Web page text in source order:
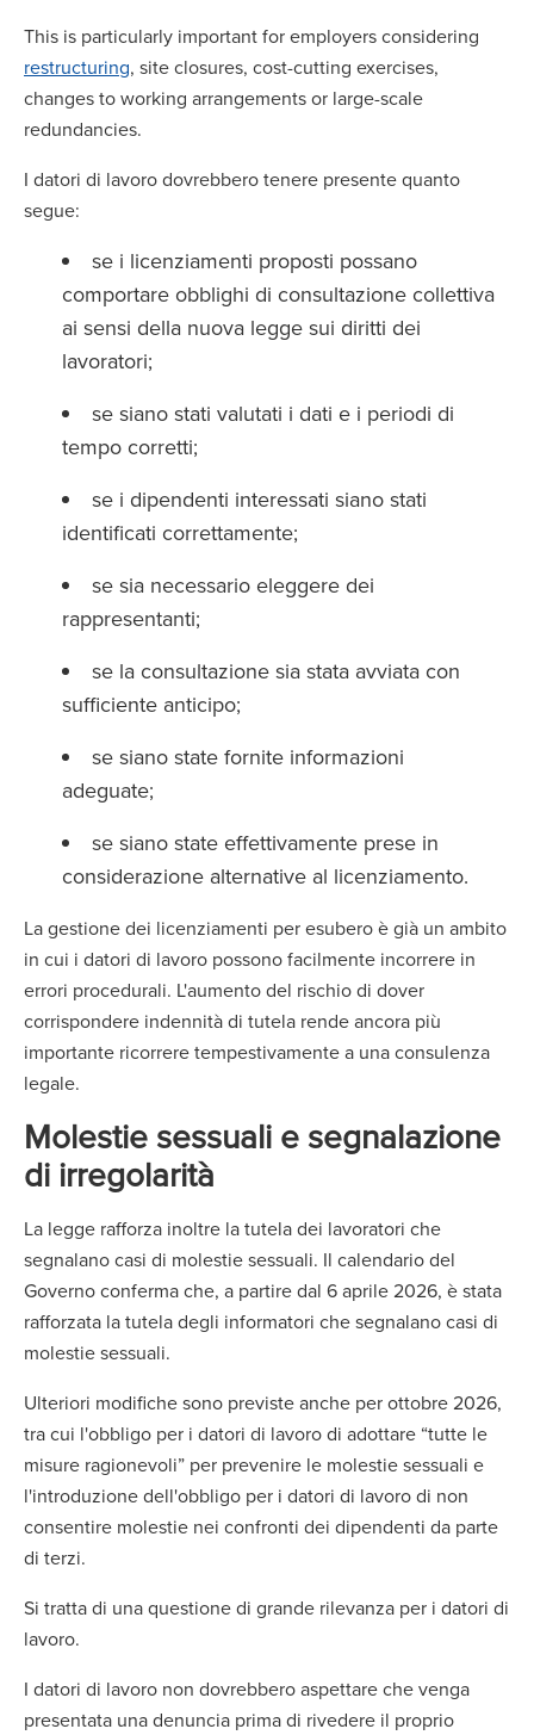
This is particularly important for employers considering
restructuring, site closures, cost-cutting exercises,
changes to working arrangements or large-scale
redundancies.
I datori di lavoro dovrebbero tenere presente quanto
segue:
se i licenziamenti proposti possano
comportare obblighi di consultazione collettiva
ai sensi della nuova legge sui diritti dei
lavoratori;
se siano stati valutati i dati e i periodi di
tempo corretti;
se i dipendenti interessati siano stati
identificati correttamente;
se sia necessario eleggere dei
rappresentanti;
se la consultazione sia stata avviata con
sufficiente anticipo;
se siano state fornite informazioni
adeguate;
se siano state effettivamente prese in
considerazione alternative al licenziamento.
La gestione dei licenziamenti per esubero è già un ambito
in cui i datori di lavoro possono facilmente incorrere in
errori procedurali. L'aumento del rischio di dover
corrispondere indennità di tutela rende ancora più
importante ricorrere tempestivamente a una consulenza
legale.
Molestie sessuali e segnalazione
di irregolarità
La legge rafforza inoltre la tutela dei lavoratori che
segnalano casi di molestie sessuali. Il calendario del
Governo conferma che, a partire dal 6 aprile 2026, è stata
rafforzata la tutela degli informatori che segnalano casi di
molestie sessuali.
Ulteriori modifiche sono previste anche per ottobre 2026,
tra cui l'obbligo per i datori di lavoro di adottare “tutte le
misure ragionevoli” per prevenire le molestie sessuali e
l'introduzione dell'obbligo per i datori di lavoro di non
consentire molestie nei confronti dei dipendenti da parte
di terzi.
Si tratta di una questione di grande rilevanza per i datori di
lavoro.
I datori di lavoro non dovrebbero aspettare che venga
presentata una denuncia prima di rivedere il proprio